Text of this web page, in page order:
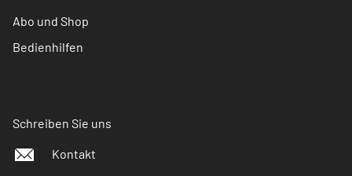
Abo und Shop
Bedienhilfen
Schreiben Sie uns
Kontakt